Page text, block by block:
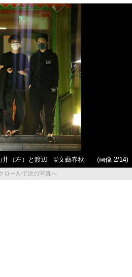
井（左）と渡辺 ©文藝春秋
(画像 2/14)
ロールで次の写真へ